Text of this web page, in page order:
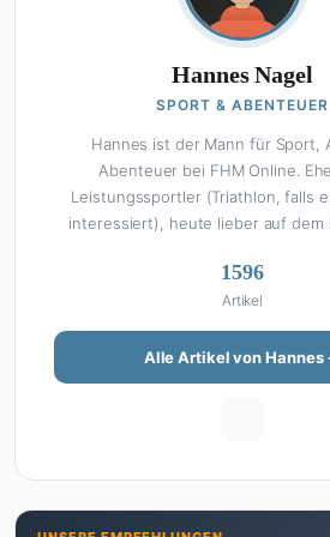
Hannes Nagel
SPORT & ABENTEUER
Hannes ist der Mann für Sport,
Abenteuer bei FHM Online.
Leistungssportler (Triathlon, falls
interessiert), heute lieber auf dem
Wissen über Sport ist
Bundesliga-Analyse, Formel 1, UFC
Hannes liefert fundierte
Leidenschaft eines echten Fans.
nur die halbe Miete: Hannes ist
Seite. Wenn Hannes mal nicht
1596
Artikel
Alle Artikel von Hannes